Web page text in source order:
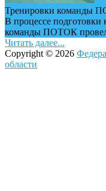
Тренировки команды
В процессе
команды ПОТОК
Читать далее...
Copyright © 2026
области